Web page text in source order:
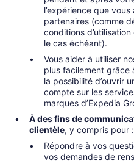
l’expérience que
partenaires (comme
conditions
le cas échéant).
Vous aider à utiliser
plus facilement grâce
la possibilité d’ouvrir
compte sur les
marques d’Expedia
À des fins de
clientèle, y compris pour :
Répondre à vos
vos demandes de